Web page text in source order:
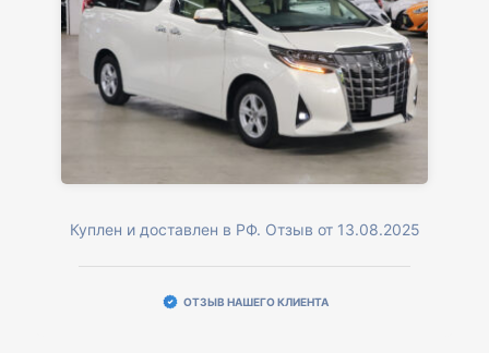
Куплен и доставлен в РФ. Отзыв от 13.08.2025
ОТЗЫВ НАШЕГО КЛИЕНТА